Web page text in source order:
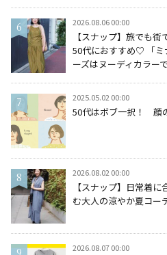
2026.08.06 00:00
【スナップ】旅でも
50代におすすめ♡ 「ミ
ーズはヌーディカラーで
2025.05.02 00:00
50代はボブ一択！ 顔
2026.08.02 00:00
【スナップ】日常着
む大人の涼やか夏コー
2026.08.07 00:00